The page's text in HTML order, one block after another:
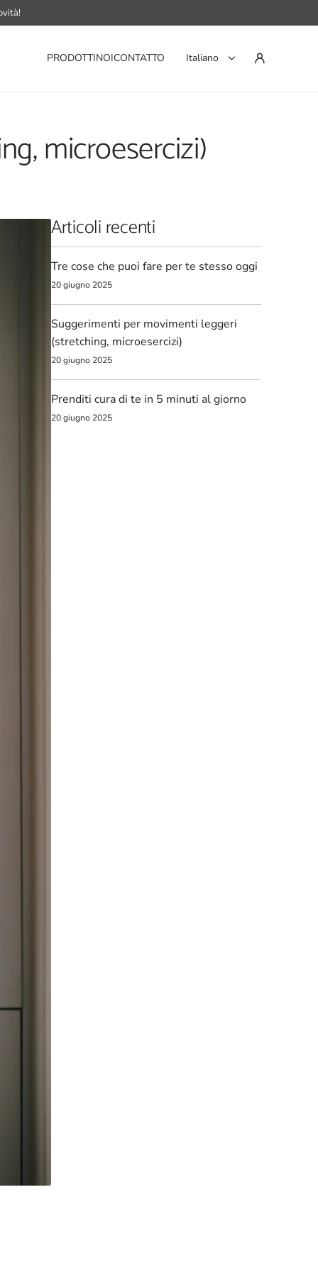
PRODOTTINOICONTATTO Italiano
microesercizi)
Articoli recenti
Tre cose che puoi fare per te stesso oggi
20 giugno 2025
Suggerimenti per movimenti leggeri
(stretching, microesercizi)
20 giugno 2025
Prenditi cura di te in 5 minuti al giorno
20 giugno 2025